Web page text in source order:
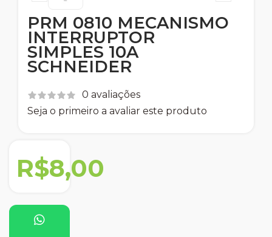
PRM 0810 MECANISMO
INTERRUPTOR
SIMPLES 10A
SCHNEIDER
0 avaliações
Seja o primeiro a avaliar este produto
R$8,00